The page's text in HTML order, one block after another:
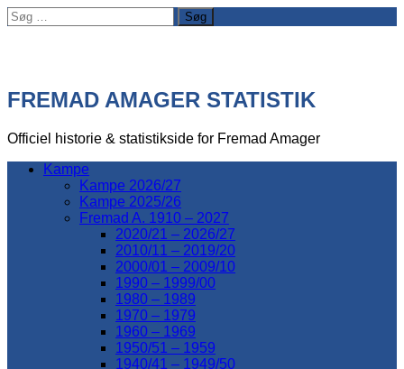
Søg
efter:
FREMAD AMAGER STATISTIK
Officiel historie & statistikside for Fremad Amager
Kampe
Kampe 2026/27
Kampe 2025/26
Fremad A. 1910 – 2027
2020/21 – 2026/27
2010/11 – 2019/20
2000/01 – 2009/10
1990 – 1999/00
1980 – 1989
1970 – 1979
1960 – 1969
1950/51 – 1959
1940/41 – 1949/50